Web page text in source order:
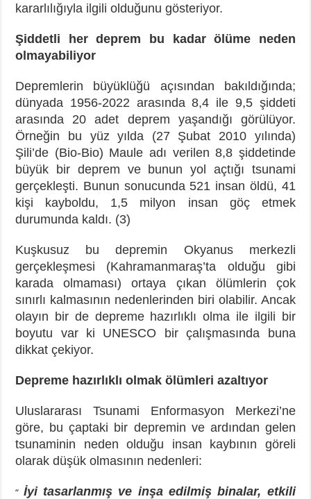
kararlılığıyla ilgili olduğunu gösteriyor.
Şiddetli her deprem bu kadar ölüme neden
olmayabiliyor
Depremlerin büyüklüğü açısından bakıldığında;
dünyada 1956-2022 arasında 8,4 ile 9,5 şiddeti
arasında 20 adet deprem yaşandığı görülüyor.
Örneğin bu yüz yılda (27 Şubat 2010 yılında)
Şili’de (Bio-Bio) Maule adı verilen 8,8 şiddetinde
büyük bir deprem ve bunun yol açtığı tsunami
gerçekleşti. Bunun sonucunda 521 insan öldü, 41
kişi kayboldu, 1,5 milyon insan göç etmek
durumunda kaldı. (3)
Kuşkusuz bu depremin Okyanus merkezli
gerçekleşmesi (Kahramanmaraş’ta olduğu gibi
karada olmaması) ortaya çıkan ölümlerin çok
sınırlı kalmasının nedenlerinden biri olabilir. Ancak
olayın bir de depreme hazırlıklı olma ile ilgili bir
boyutu var ki UNESCO bir çalışmasında buna
dikkat çekiyor.
Depreme hazırlıklı olmak ölümleri azaltıyor
Uluslararası Tsunami Enformasyon Merkezi’ne
göre, bu çaptaki bir depremin ve ardından gelen
tsunaminin neden olduğu insan kaybının göreli
olarak düşük olmasının nedenleri:
“ İyi tasarlanmış ve inşa edilmiş binalar, etkili